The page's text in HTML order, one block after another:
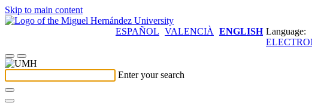
Skip to main content
Language:
ESPAÑOL VALENCIÀ
ENGLISH
Enter your search